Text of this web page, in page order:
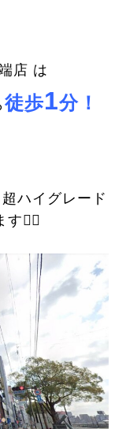
店 は
徒歩1分！
ハイグレード
🏊🏻